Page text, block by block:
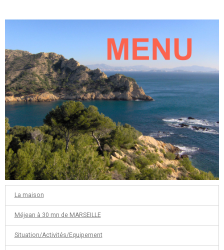
La maison
Méjean à 30 mn de MARSEILLE
Situation/Activités/Equipement